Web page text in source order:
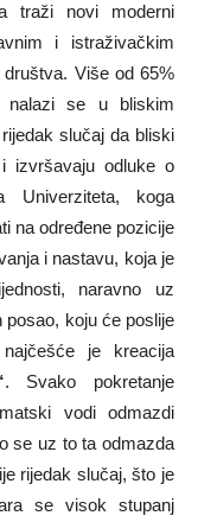
traži novi moderni
i istraživačkim
Više od 65%
nalazi se u bliskim
slučaj da bliski
izvršavaju odluke o
koga
na određene pozicije
i nastavu, koja je
naravno uz
posao, koju će poslije
je kreacija
. Svako pokretanje
vodi odmazdi
se uz to ta odmazda
rijedak slučaj, što je
se visok stupanj